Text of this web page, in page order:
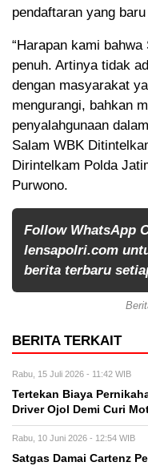
pendaftaran yang
“Harapan kami
penuh. Artinya tidak
dengan masyarakat
mengurangi, bahkan
penyalahgunaan
Salam WBK
Dirintelkam Polda
Purwono.
Follow WhatsApp
lensapolri.com
berita terbaru
BERITA TERKAIT
Rabu, 15 Juli 2026 - 11:42 WIB
Tertekan Biaya
Driver Ojol Demi Curi
Rabu, 10 Juni 2026 - 12:54 WIB
Satgas Damai Cartenz